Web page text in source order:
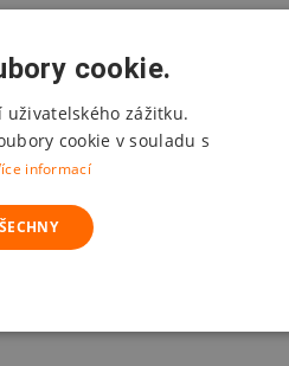
cookie.
zážitku.
cookie v souladu s
informací